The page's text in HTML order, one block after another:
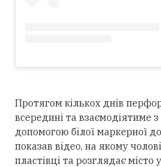
Протягом кількох днів
всередині та взаємодіятиме
допомогою білої маркерної
показав відео, на якому
пластівці та розглядає місто